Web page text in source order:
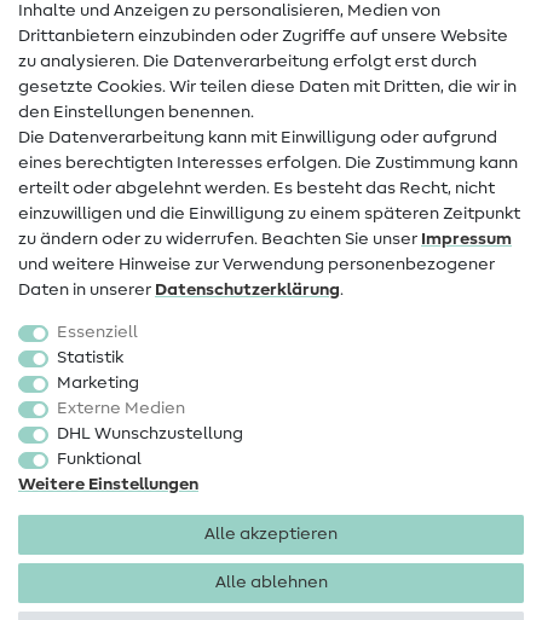
Kontakt
Infos zum Betreiberwechsel
FAQ
Widerrufsrecht
Beliebt
Stoffe
Sale
Schnittmuster
Inhalte und Anzeigen zu personalisieren, Medien von
Drittanbietern einzubinden oder Zugriffe auf unsere Website
zu analysieren. Die Datenverarbeitung erfolgt erst durch
gesetzte Cookies. Wir teilen diese Daten mit Dritten, die wir in
den Einstellungen benennen.
Die Datenverarbeitung kann mit Einwilligung oder aufgrund
eines berechtigten Interesses erfolgen. Die Zustimmung kann
erteilt oder abgelehnt werden. Es besteht das Recht, nicht
einzuwilligen und die Einwilligung zu einem späteren Zeitpunkt
zu ändern oder zu widerrufen. Beachten Sie unser Impressum
und weitere Hinweise zur Verwendung personenbezogener
Daten in unserer Daten­schutz­erklärung.
Essenziell
Statistik
Marketing
Externe Medien
DHL Wunschzustellung
Funktional
Weitere Einstellungen
Alle akzeptieren
Alle ablehnen
Impressum Datenschutz
AGB